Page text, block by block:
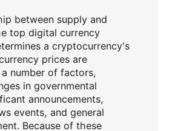
between supply and
top digital currency
a cryptocurrency's
prices are
number of factors,
in governmental
announcements,
events, and general
Because of these